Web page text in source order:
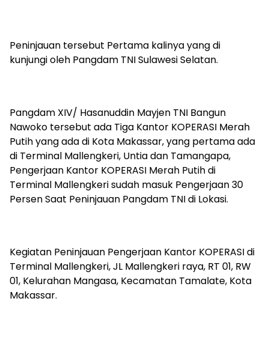
Peninjauan tersebut Pertama kalinya yang di
kunjungi oleh Pangdam TNI Sulawesi Selatan.
Pangdam XIV/ Hasanuddin Mayjen TNI Bangun
Nawoko tersebut ada Tiga Kantor KOPERASI Merah
Putih yang ada di Kota Makassar, yang pertama ada
di Terminal Mallengkeri, Untia dan Tamangapa,
Pengerjaan Kantor KOPERASI Merah Putih di
Terminal Mallengkeri sudah masuk Pengerjaan 30
Persen Saat Peninjauan Pangdam TNI di Lokasi.
Kegiatan Peninjauan Pengerjaan Kantor KOPERASI di
Terminal Mallengkeri, JL Mallengkeri raya, RT 01, RW
01, Kelurahan Mangasa, Kecamatan Tamalate, Kota
Makassar.